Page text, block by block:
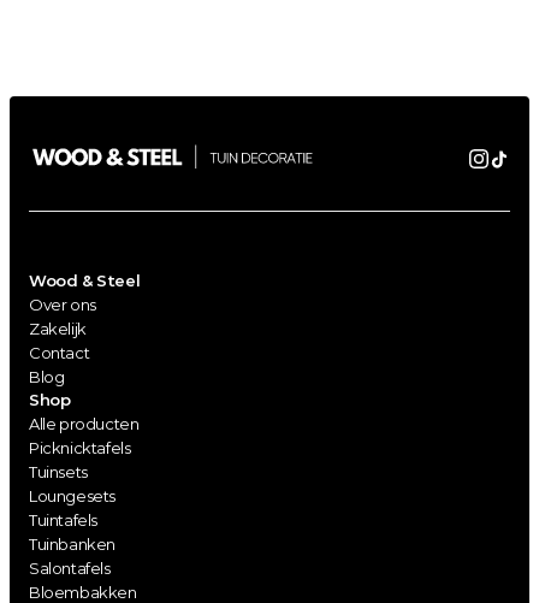
Wood & Steel
Over ons
Zakelijk
Contact
Blog
Shop
Alle producten
Picknicktafels
Tuinsets
Loungesets
Tuintafels
Tuinbanken
Salontafels
Bloembakken